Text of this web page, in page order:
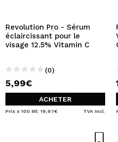
En créant un compte sur
effectuer vos achats
commandes et consulter vos
Revolution Pro - Sérum
éclaircissant pour le
visage 12.5% Vitamin C
(0)
5,99€
ACHETER
Prix x 100 Ml: 19,97€ TVA Incl.